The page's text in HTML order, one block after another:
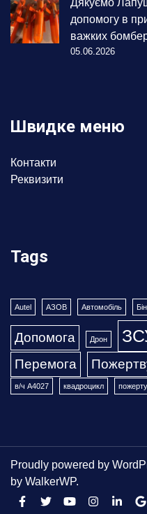
Дякуємо
допомогу в
важких
05.06.2026
Швидке меню
Контакти
Реквизити
Tags
Autel АЗОВ Автомобіль
Допомога Дрон
Перемога
в/ч А4027 квадроцикл
Proudly powered by
by WalkerWP.